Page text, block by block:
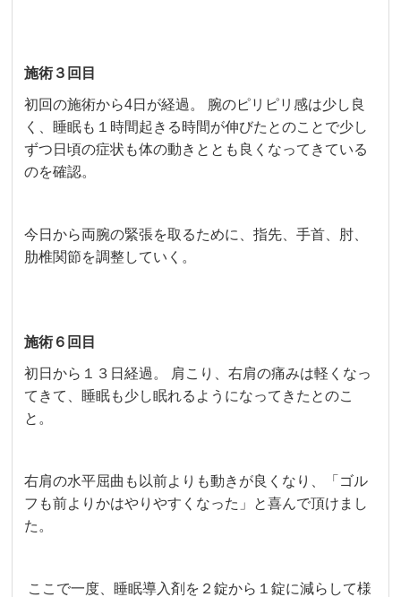
施術３回目
初回の施術から4日が経過。 腕のピリピリ感は少し良
く、睡眠も１時間起きる時間が伸びたとのことで少し
ずつ日頃の症状も体の動きととも良くなってきている
のを確認。
今日から両腕の緊張を取るために、指先、手首、肘、
肋椎関節を調整していく。
施術６回目
初日から１３日経過。 肩こり、右肩の痛みは軽くなっ
てきて、睡眠も少し眠れるようになってきたとのこ
と。
右肩の水平屈曲も以前よりも動きが良くなり、「ゴル
フも前よりかはやりやすくなった」と喜んで頂けまし
た。
ここで一度、睡眠導入剤を２錠から１錠に減らして様